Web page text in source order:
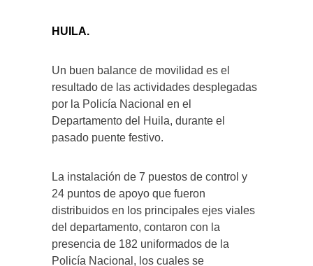
HUILA.
Un buen balance de movilidad es el
resultado de las actividades desplegadas
por la Policía Nacional en el
Departamento del Huila, durante el
pasado puente festivo.
La instalación de 7 puestos de control y
24 puntos de apoyo que fueron
distribuidos en los principales ejes viales
del departamento, contaron con la
presencia de 182 uniformados de la
Policía Nacional, los cuales se